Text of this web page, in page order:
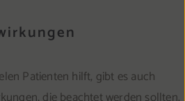
Patienten hilft, gibt es auch